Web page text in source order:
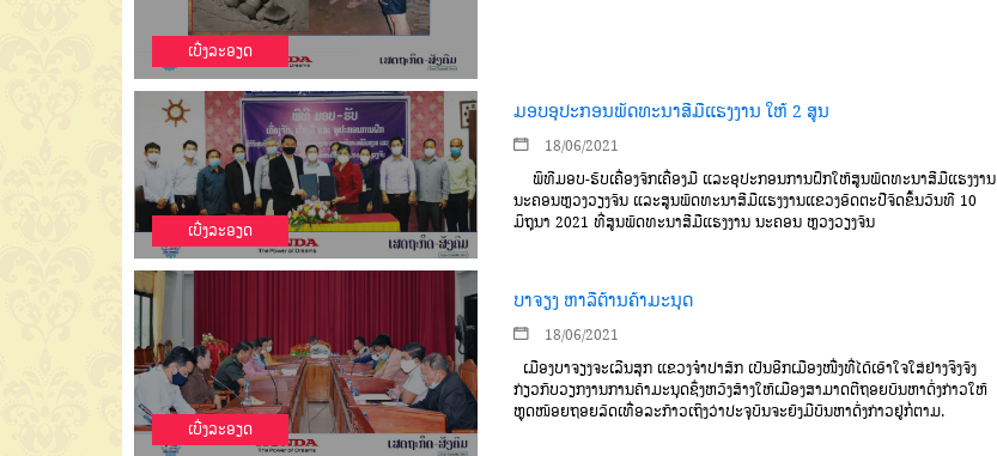
ເບີ່ງລະອຽດ
ເບີ່ງລະອຽດ
ມອບອຸປະກອນພັດທະນາສີມືແຮງງານ ໃຫ້ 2 ສູນ
18/06/2021
ພິທີມອບ-ຮັບເຄື່ອງຈັກເຄື່ອງມື ແລະອຸປະກອນການຝຶກໃຫ້ສູນພັດທະນາສີມືແຮງງານ
ນະຄອນຫຼວງວຽງຈັນ ແລະສູນພັດທະນາສີມືແຮງງານແຂວງອັດຕະປືຈັດຂຶ້ນວັນທີ 10
ມິຖຸນາ 2021 ທີ່ສູນພັດທະນາສີມືແຮງງານ ນະຄອນ ຫຼວງວຽງຈັນ
ເບີ່ງລະອຽດ
ບາຈຽງ ຫາລືຕ້ານຄ້າມະນຸດ
18/06/2021
ເມືອງບາຈຽງຈະເລີນສຸກ ແຂວງຈໍາປາສັກ ເປັນອີກເມືອງໜື່ງທີ່ໄດ້ເອົາໃຈໃສ່ຢ່າງຈິງຈັງ
ກ່ຽວກັບວຽກງານການຄ້າມະນຸດຊຶ່ງຫວັງສ້າງໃຫ້ເມືອງສາມາດຕີຖອຍບັນຫາດັ່ງກ່າວໃຫ້
ຫຼຸດໜ້ອຍຖອຍລົດເທື່ອລະກ້າວເຖິງວ່າປະຈຸບັນຈະຍັງມີບັນຫາດັ່ງກ່າວຢູ່ກໍ່ຕາມ.